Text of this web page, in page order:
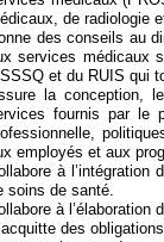
de radiologie
des conseils au
services médicaux
et du RUIS qui
la conception,
fournis par le
employés et aux
à
soins de santé.
à l’élaboration
des